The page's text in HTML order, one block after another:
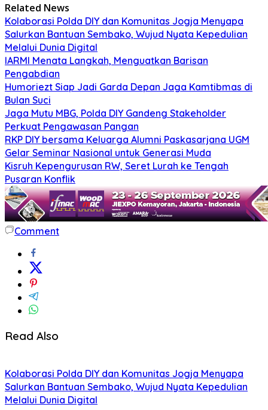
Related News
Kolaborasi Polda DIY dan Komunitas Jogja Menyapa
Salurkan Bantuan Sembako, Wujud Nyata Kepedulian
Melalui Dunia Digital
IARMI Menata Langkah, Menguatkan Barisan
Pengabdian
Humoriezt Siap Jadi Garda Depan Jaga Kamtibmas di
Bulan Suci
Jaga Mutu MBG, Polda DIY Gandeng Stakeholder
Perkuat Pengawasan Pangan
RKP DIY bersama Keluarga Alumni Paskasarjana UGM
Gelar Seminar Nasional untuk Generasi Muda
Kisruh Kepengurusan RW, Seret Lurah ke Tengah
Pusaran Konflik
Comment
Read Also
Kolaborasi Polda DIY dan Komunitas Jogja Menyapa
Salurkan Bantuan Sembako, Wujud Nyata Kepedulian
Melalui Dunia Digital